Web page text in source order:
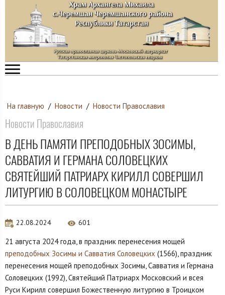
На главную / Новости / Новости Православия
Новости Православия
В ДЕНЬ ПАМЯТИ ПРЕПОДОБНЫХ ЗОСИМЫ,
САВВАТИЯ И ГЕРМАНА СОЛОВЕЦКИХ
СВЯТЕЙШИЙ ПАТРИАРХ КИРИЛЛ СОВЕРШИЛ
ЛИТУРГИЮ В СОЛОВЕЦКОМ МОНАСТЫРЕ
22.08.2024 601
21 августа 2024 года, в праздник перенесения мощей
преподобных Зосимы и Савватия Соловецких (1566), праздник
перенесения мощей преподобных Зосимы, Савватия и Германа
Соловецких (1992), Святейший Патриарх Московский и всея
Руси Кирилл совершил Божественную литургию в Троицком